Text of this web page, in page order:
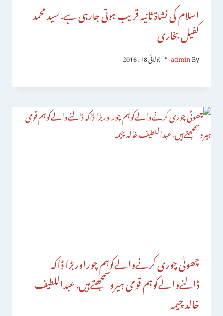
اسلام کی نشاۃ ثانیہ قریب ہوتی جارہی ہے. سید محمد
کفیل بخاری
By
admin جولائی 18, 2016
چھوٹی چوری کرنےوالےکوہم چوراوربڑا ڈاکہ
ڈالنےوالےکوہم قومی ہیروسمجھتےہیں. عبداللطیف
خالد چیمہ